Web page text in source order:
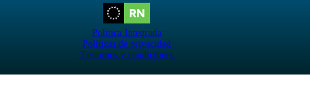
Política Integrada
Políticas de privacidad
Términos y condiciones